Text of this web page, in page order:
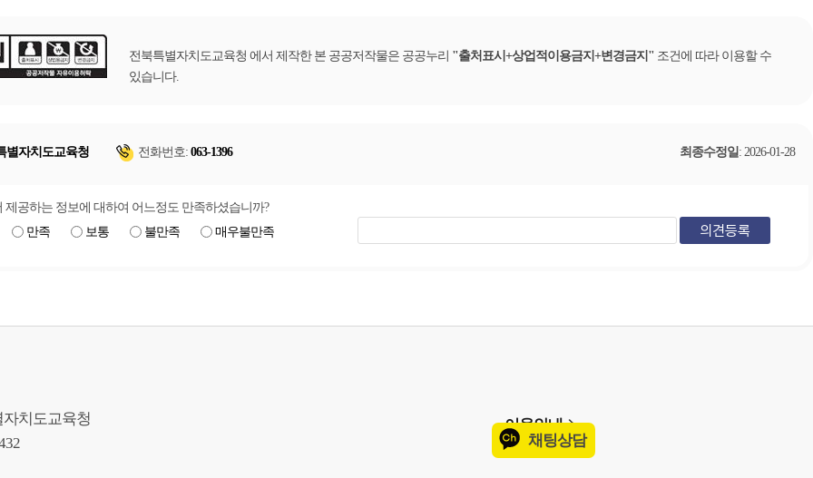
전북특별자치도교육청 에서 제작한 본 공공저작물은 공공누리 출처표시+상업적이용금지+변경금지
조건에 따라 이용할 수
있습니다.
별자치도교육청 전화번호: 063-1396 최종수정일: 2026-01-28
제공하는 정보에 대하여 어느정도 만족하셨습니까?
만족
보통 불만족 매우불만족
자치도교육청
이용안내
채팅상담